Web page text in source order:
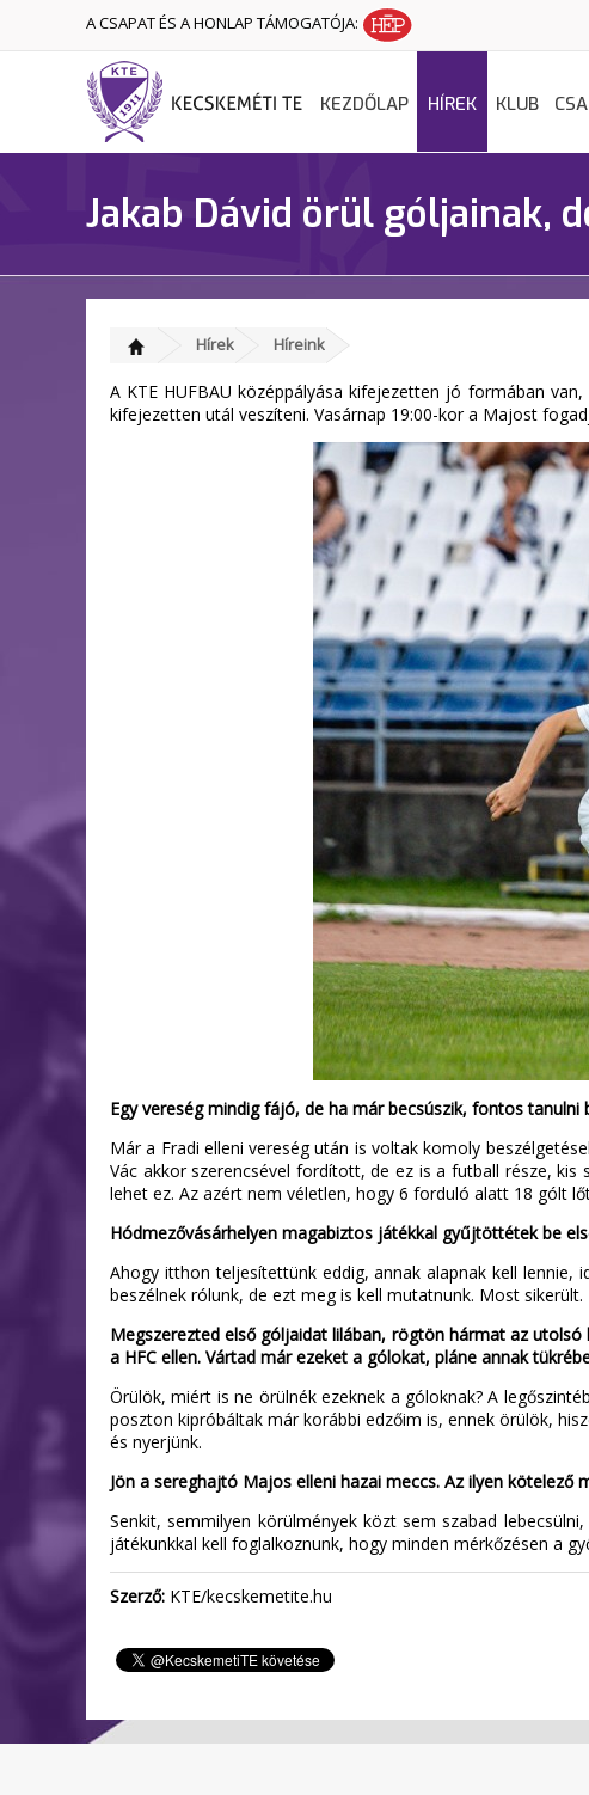
A CSAPAT ÉS A HONLAP TÁMOGATÓJA:
KEZDŐLAP HÍREK KLUB
Jakab Dávid örül góljainak,
Hírek Híreink
A KTE HUFBAU középpályása kifejezetten jó formában
kifejezetten utál veszíteni. Vasárnap 19:00-kor a Majost
Egy vereség mindig fájó, de ha már becsúszik, fontos
Már a Fradi elleni vereség után is voltak komoly
Vác akkor szerencsével fordított, de ez is a futball része,
lehet ez. Az azért nem véletlen, hogy 6 forduló alatt 18 gólt
Hódmezővásárhelyen magabiztos játékkal gyűjtöttétek be
Ahogy itthon teljesítettünk eddig, annak alapnak kell lennie,
beszélnek rólunk, de ezt meg is kell mutatnunk. Most sikerült.
Megszerezted első góljaidat lilában, rögtön hármat az
a HFC ellen. Vártad már ezeket a gólokat, pláne annak
Örülök, miért is ne örülnék ezeknek a góloknak? A
poszton kipróbáltak már korábbi edzőim is, ennek örülök,
és nyerjünk.
Jön a sereghajtó Majos elleni hazai meccs. Az ilyen kötelező
Senkit, semmilyen körülmények közt sem szabad
játékunkkal kell foglalkoznunk, hogy minden mérkőzésen a
Szerző: KTE/kecskemetite.hu